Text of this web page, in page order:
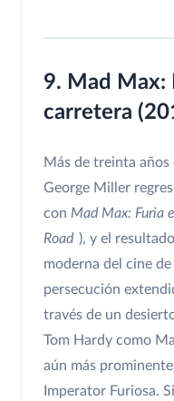
9. Mad Max:
carretera
Más de treinta años
George Miller
con Mad Max: Furia
Road ), y el
moderna del cine
persecución
través de un
Tom Hardy como
aún más
Imperator Furiosa.